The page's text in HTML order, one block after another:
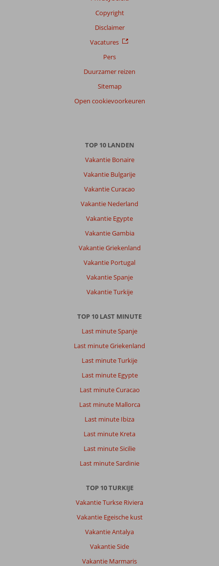
Copyright
Disclaimer
Vacatures
Pers
Duurzamer reizen
Sitemap
Open cookievoorkeuren
TOP 10 LANDEN
Vakantie Bonaire
Vakantie Bulgarije
Vakantie Curacao
Vakantie Nederland
Vakantie Egypte
Vakantie Gambia
Vakantie Griekenland
Vakantie Portugal
Vakantie Spanje
Vakantie Turkije
TOP 10 LAST MINUTE
Last minute Spanje
Last minute Griekenland
Last minute Turkije
Last minute Egypte
Last minute Curacao
Last minute Mallorca
Last minute Ibiza
Last minute Kreta
Last minute Sicilie
Last minute Sardinie
TOP 10 TURKIJE
Vakantie Turkse Riviera
Vakantie Egeische kust
Vakantie Antalya
Vakantie Side
Vakantie Marmaris